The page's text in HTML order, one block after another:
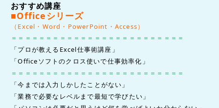
おすすめ講座
■Officeシリーズ
（Excel・Word・PowerPoint・Access）
＝＝＝＝＝＝＝＝＝＝＝＝＝＝＝＝＝＝＝＝＝＝＝＝＝
「プロが教えるExcel仕事術講座」
「Officeソフトのクロス使いで仕事効率化」
＝＝＝＝＝＝＝＝＝＝＝＝＝＝＝＝＝＝＝＝＝＝＝＝＝
「今までは入力しかしたことがない」
「業務で必要なレベルまで最短で学びたい」